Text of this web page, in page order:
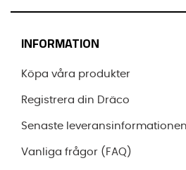
INFORMATION
Köpa våra produkter
Registrera din Dräco
Senaste leveransinformationen
Vanliga frågor (FAQ)